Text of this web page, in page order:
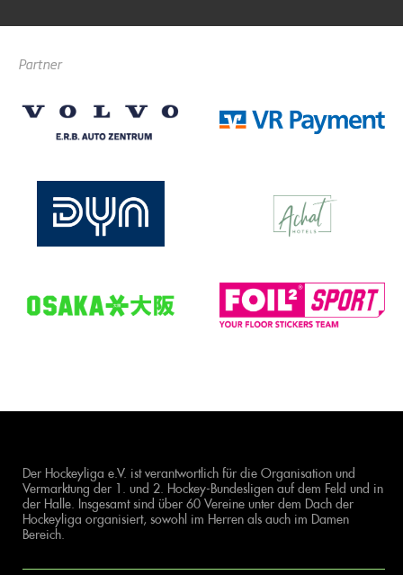
Partner
Der Hockeyliga e.V. ist verantwortlich für die Organisation und
Vermarktung der 1. und 2. Hockey-Bundesligen auf dem Feld und in
der Halle. Insgesamt sind über 60 Vereine unter dem Dach der
Hockeyliga organisiert, sowohl im Herren als auch im Damen
Bereich.